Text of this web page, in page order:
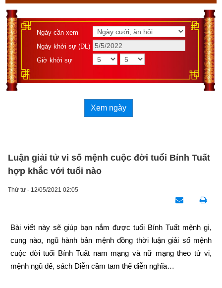
Ngày cần xem
Ngày khởi sự (DL)
Giờ khởi sự
Xem ngày
Luận giải tử vi số mệnh cuộc đời tuổi Bính Tuất
hợp khắc với tuổi nào
Thứ tư - 12/05/2021 02:05
Bài viết này sẽ giúp bạn nắm được tuổi Bính Tuất mệnh gì,
cung nào, ngũ hành bản mệnh đồng thời luận giải số mệnh
cuộc đời tuổi Bính Tuất nam mạng và nữ mạng theo tử vi,
mệnh ngũ đế, sách Diễn cầm tam thế diễn nghĩa…